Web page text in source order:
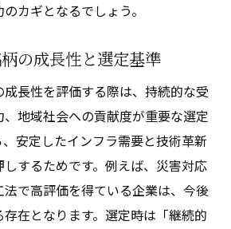
カギとなるでしょう。
の成長性と選定基準
長性を評価する際は、持続的な受
地域社会への貢献度が重要な選定
安定したインフラ需要と技術革新
するためです。例えば、災害対応
で高評価を得ている企業は、今後
在となります。選定時は「継続的